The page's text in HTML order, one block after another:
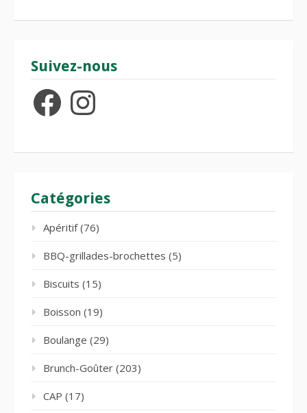
Suivez-nous
FacebookInstagram
Catégories
Apéritif(76)
BBQ-grillades-brochettes (5)
Biscuits (15)
Boisson (19)
Boulange (29)
Brunch-Goûter (203)
CAP (17)